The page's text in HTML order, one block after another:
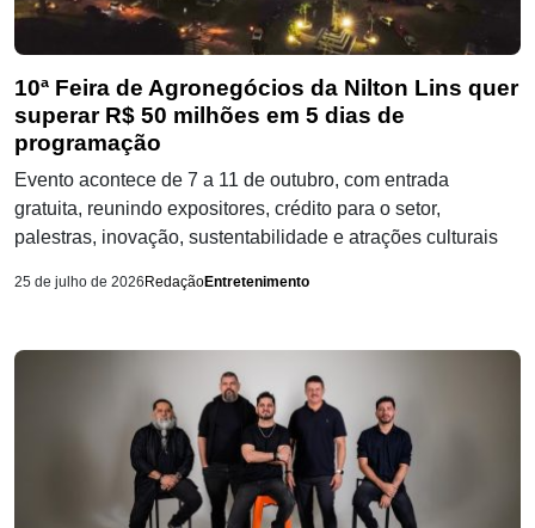
10ª Feira de Agronegócios da Nilton Lins quer
superar R$ 50 milhões em 5 dias de
programação
Evento acontece de 7 a 11 de outubro, com entrada
gratuita, reunindo expositores, crédito para o setor,
palestras, inovação, sustentabilidade e atrações culturais
25 de julho de 2026 RedaçãoEntretenimento